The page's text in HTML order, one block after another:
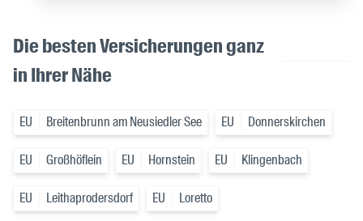
Die besten Versicherungen ganz
in Ihrer Nähe
EU Breitenbrunn am Neusiedler See EU Donnerskirchen
EU Großhöflein EU Hornstein EU Klingenbach
EU Leithaprodersdorf EU Loretto